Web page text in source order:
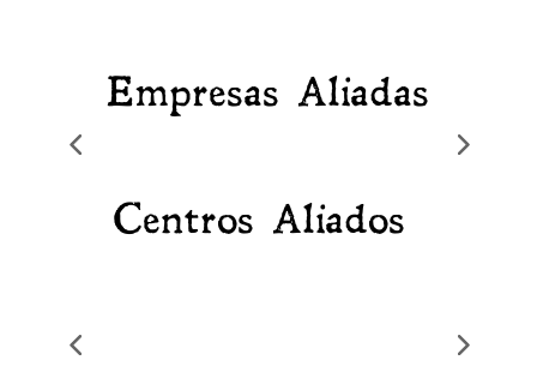
Empresas Aliadas
Centros Aliados